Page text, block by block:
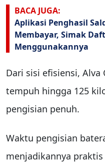
BACA JUGA:
Aplikasi Penghasil
Membayar, Simak
Menggunakannya
Dari sisi efisiensi, Alva
tempuh hingga 125
pengisian penuh.
Waktu pengisian
menjadikannya